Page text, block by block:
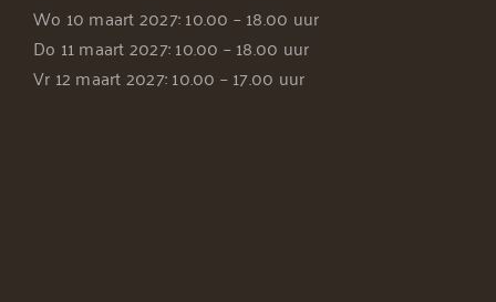
Wo 10 maart 2027: 10.00 – 18.00 uur
Do 11 maart 2027: 10.00 – 18.00 uur
Vr 12 maart 2027: 10.00 – 17.00 uur